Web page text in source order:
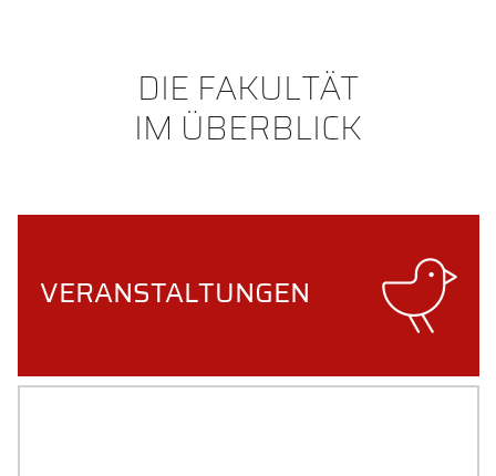
DIE FAKULTÄT
IM ÜBERBLICK
VERANSTALTUNGEN